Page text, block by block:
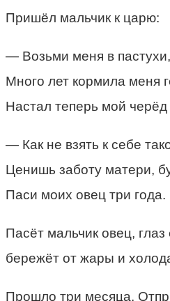
Пришёл мальчик к царю:
— Возьми меня в пастухи,
Много лет кормила меня
Настал теперь мой черёд
— Как не взять к себе
Ценишь заботу матери,
Паси моих овец три года.
Пасёт мальчик овец, глаз
бережёт от жары и
Прошло три месяца.